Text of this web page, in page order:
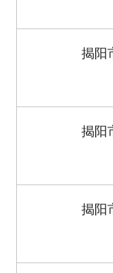
揭阳
揭阳
揭阳